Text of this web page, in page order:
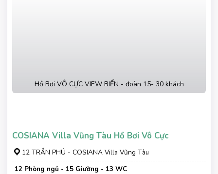
Hồ Bơi VÔ CỰC VIEW BIỂN - đoàn 15- 30 khách
COSIANA Villa Vũng Tàu Hồ Bơi Vô Cực
12 TRẦN PHÚ - COSIANA Villa Vũng Tàu
12 Phòng ngủ - 15 Giường - 13 WC